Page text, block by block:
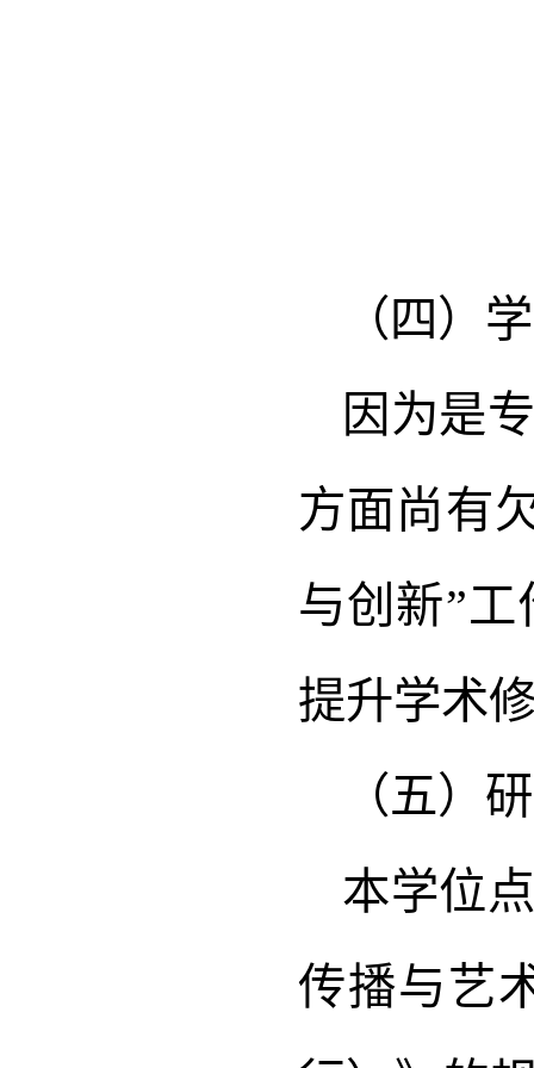
（四）
因为是
方面尚有
与创新”
提升学术
（五）
本学位
传播与艺